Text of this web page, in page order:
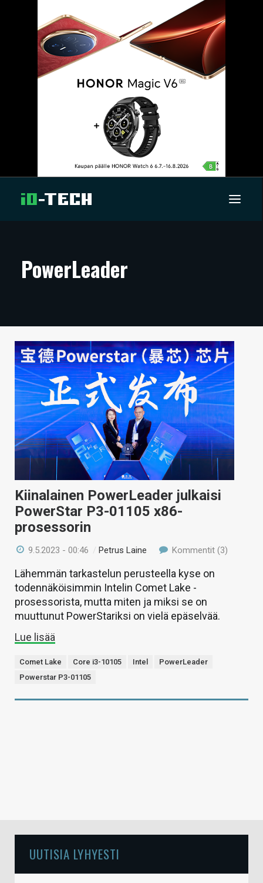
ARTIKKELIT
TECHBBS
TIETOA
HINTA.FI
KAUPPA
VAIHDA TEEMA
HAKU
PowerLeader
Kiinalainen PowerLeader julkaisi
PowerStar P3-01105 x86-
prosessorin
9.5.2023 - 00:46 /Petrus Laine Kommentit (3)
Lähemmän tarkastelun perusteella kyse on
todennäköisimmin Intelin Comet Lake -
prosessorista, mutta miten ja miksi se on
muuttunut PowerStariksi on vielä epäselvää.
Lue lisää
Comet Lake Core i3-10105 Intel
PowerLeader
Powerstar P3-01105
UUTISIA LYHYESTI